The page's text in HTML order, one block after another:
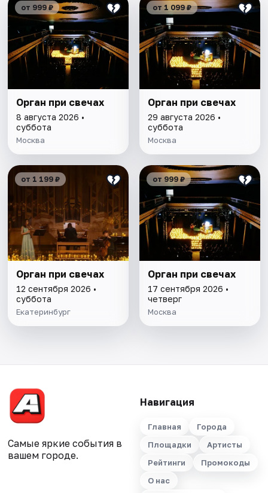
от 999 ₽
Орган при свечах
8 августа 2026 •
суббота
Москва
от 1 099 ₽
Орган при свечах
29 августа 2026 •
суббота
Москва
от 1 199 ₽
Орган при свечах
12 сентября 2026 •
суббота
Екатеринбург
от 999 ₽
Орган при свечах
17 сентября 2026 •
четверг
Москва
Самые яркие события в
вашем городе.
Навигация
Главная
Города
Площадки
Артисты
Рейтинги
Промокоды
О нас